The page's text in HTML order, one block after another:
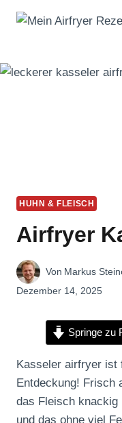
Zum
Inhalt
HUHN & FLEISCH
Airfryer
Von Markus
Dezember 14, 2025
Springe zu
Kasseler airfryer ist
Entdeckung! Frisch
das Fleisch knackig
und das ohne viel